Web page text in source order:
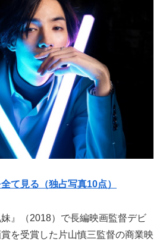
て見る（独占写真10点）
』（2018）で長編映画監督デビ
を受賞した片山慎三監督の商業映